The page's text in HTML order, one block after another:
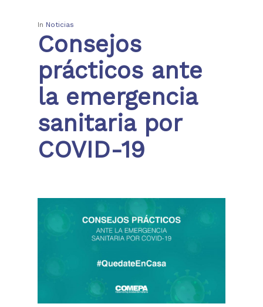
In Noticias
Consejos
prácticos ante
la emergencia
sanitaria por
COVID-19